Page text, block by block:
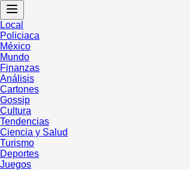
Local
Policiaca
México
Mundo
Finanzas
Análisis
Cartones
Gossip
Cultura
Tendencias
Ciencia y Salud
Turismo
Deportes
Juegos